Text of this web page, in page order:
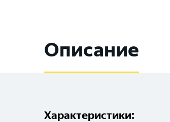
Описание
Характеристики: